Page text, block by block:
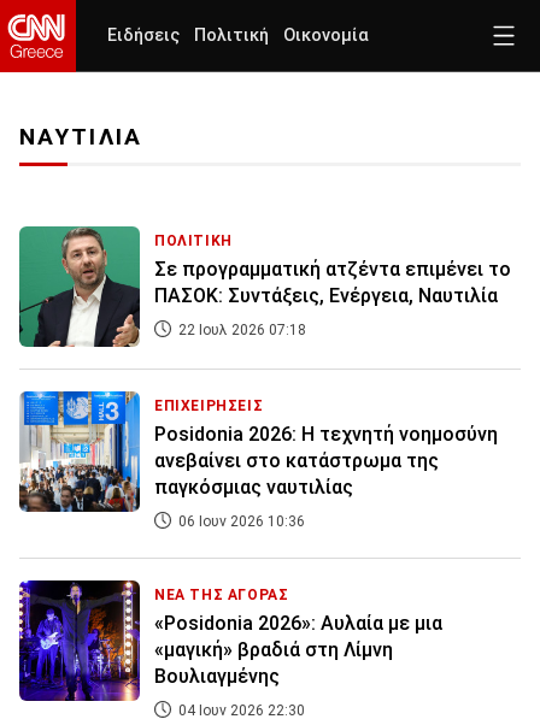
Ειδήσεις Πολιτική Οικονομία
ΝΑΥΤΙΛΙΑ
ΠΟΛΙΤΙΚΗ
Σε προγραμματική ατζέντα επιμένει το
ΠΑΣΟΚ: Συντάξεις, Ενέργεια, Ναυτιλία
22 Ιουλ 2026 07:18
ΕΠΙΧΕΙΡΗΣΕΙΣ
Posidonia 2026: Η τεχνητή νοημοσύνη
ανεβαίνει στο κατάστρωμα της
παγκόσμιας ναυτιλίας
06 Ιουν 2026 10:36
ΝΕΑ ΤΗΣ ΑΓΟΡΑΣ
«Posidonia 2026»: Αυλαία με μια
«μαγική» βραδιά στη Λίμνη
Βουλιαγμένης
04 Ιουν 2026 22:30